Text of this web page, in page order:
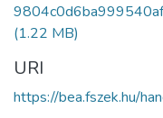
(1.22 MB)
URI
https://bea.fszek.hu/